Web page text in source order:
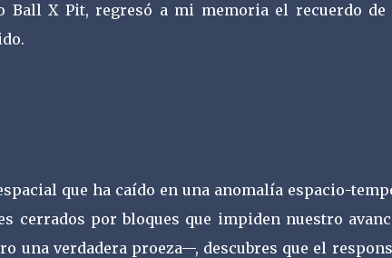
Ball X Pit, regresó a mi memoria el recuerdo de
que ha caído en una anomalía espacio-
cerrados por bloques que impiden nuestro
una verdadera proeza—, descubres que el